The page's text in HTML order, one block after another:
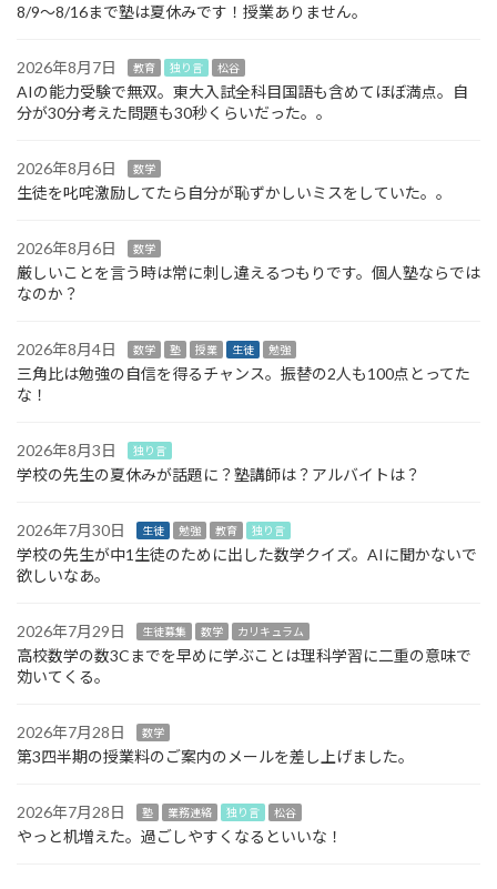
8/9～8/16まで塾は夏休みです！授業ありません。
2026年8月7日 教育 独り言 松谷
AIの能力受験で無双。東大入試全科目国語も含めてほぼ満点。自
分が30分考えた問題も30秒くらいだった。。
2026年8月6日 数学
生徒を叱咤激励してたら自分が恥ずかしいミスをしていた。。
2026年8月6日 数学
厳しいことを言う時は常に刺し違えるつもりです。個人塾ならでは
なのか？
2026年8月4日 数学 塾 授業 生徒 勉強
三角比は勉強の自信を得るチャンス。振替の2人も100点とってた
な！
2026年8月3日 独り言
学校の先生の夏休みが話題に？塾講師は？アルバイトは？
2026年7月30日 生徒 勉強 教育 独り言
学校の先生が中1生徒のために出した数学クイズ。AIに聞かないで
欲しいなあ。
2026年7月29日 生徒募集 数学 カリキュラム
高校数学の数3Cまでを早めに学ぶことは理科学習に二重の意味で
効いてくる。
2026年7月28日 数学
第3四半期の授業料のご案内のメールを差し上げました。
2026年7月28日 塾 業務連絡 独り言 松谷
やっと机増えた。過ごしやすくなるといいな！